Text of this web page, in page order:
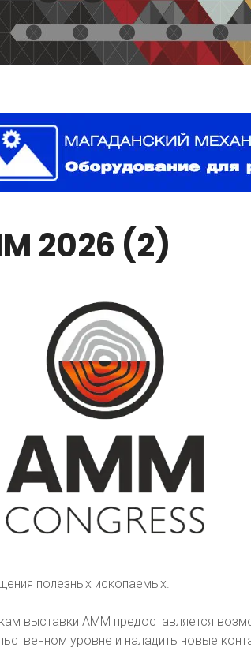
2026 (2)
полезных ископаемых.
выставки AMM предоставляется
уровне и наладить новые